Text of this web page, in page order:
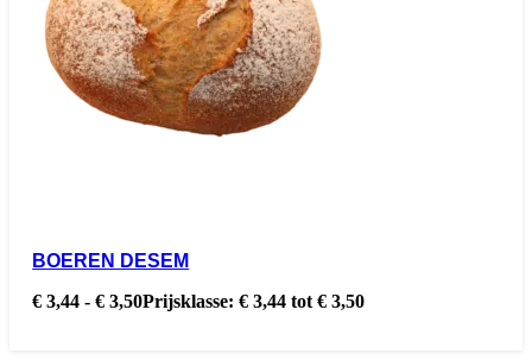
BOEREN DESEM
€ 3,44 - € 3,50Prijsklasse: € 3,44 tot € 3,50